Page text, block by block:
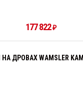
177 822₽
ДРОВАХ WAMSLER